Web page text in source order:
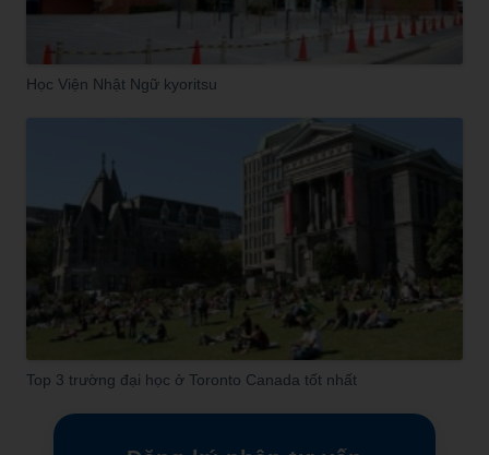
Học Viện Nhật Ngữ kyoritsu
Top 3 trường đại học ở Toronto Canada tốt nhất